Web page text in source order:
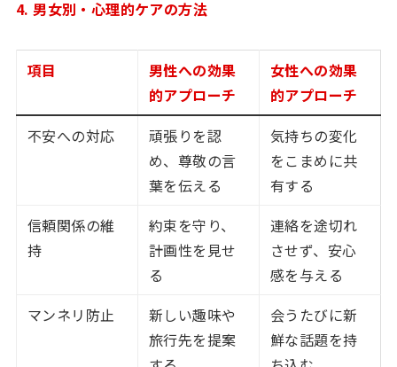
4. 男女別・心理的ケアの方法
項目
男性への効果
的アプローチ
女性への効果
的アプローチ
不安への対応
頑張りを認
め、尊敬の言
葉を伝える
気持ちの変化
をこまめに共
有する
信頼関係の維
持
約束を守り、
計画性を見せ
る
連絡を途切れ
させず、安心
感を与える
マンネリ防止
新しい趣味や
旅行先を提案
会うたびに新
鮮な話題を持